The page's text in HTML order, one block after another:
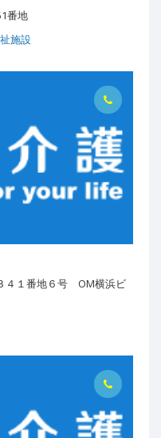
番地
施設
４１番地６号 OM横浜ビ